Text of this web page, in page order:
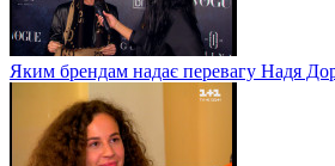
Яким брендам надає перевагу Надя